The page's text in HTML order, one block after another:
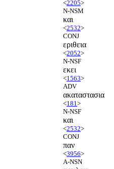
<2205>
N-NSM
και
<2532>
CONJ
εριθεια
<2052>
N-NSF
εκει
<1563>
ADV
ακαταστασια
<181 >
N-NSF
και
<2532>
CONJ
παν
<3956>
A-NSN